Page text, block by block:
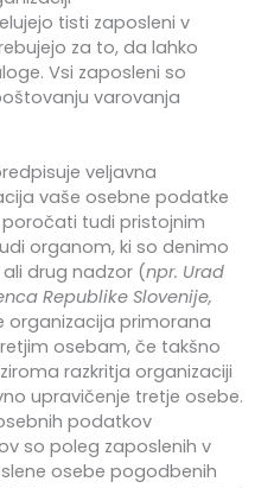
tisti zaposleni v
za to, da lahko
Vsi zaposleni so
varovanja
veljavna
vaše osebne podatke
tudi pristojnim
organom, ki so denimo
drug nadzor (npr. Urad
Republike Slovenije,
organizacija primorana
osebam, če takšno
razkritja organizaciji
upravičenje tretje osebe.
podatkov
so poleg zaposlenih v
osebe pogodbenih